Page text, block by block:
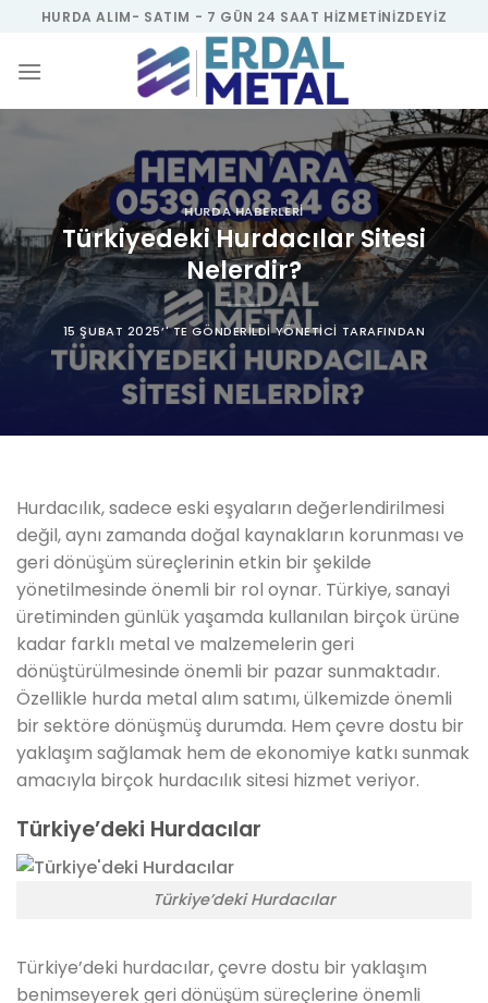
content
HURDA ALIM- SATIM - 7 GÜN 24 SAAT HIZMETINIZDEYIZ
HURDA HABERLERI
Türkiyedeki Hurdacılar Sitesi
Nelerdir?
15 ŞUBAT 2025’' TE GÖNDERILDI YÖNETICI TARAFINDAN
Hurdacılık, sadece eski eşyaların değerlendirilmesi
değil, aynı zamanda doğal kaynakların korunması ve
geri dönüşüm süreçlerinin etkin bir şekilde
yönetilmesinde önemli bir rol oynar. Türkiye, sanayi
üretiminden günlük yaşamda kullanılan birçok ürüne
kadar farklı metal ve malzemelerin geri
dönüştürülmesinde önemli bir pazar sunmaktadır.
Özellikle hurda metal alım satımı, ülkemizde önemli
bir sektöre dönüşmüş durumda. Hem çevre dostu bir
yaklaşım sağlamak hem de ekonomiye katkı sunmak
amacıyla birçok hurdacılık sitesi hizmet veriyor.
Türkiye’deki Hurdacılar
Türkiye’deki Hurdacılar
Türkiye’deki hurdacılar, çevre dostu bir yaklaşım
benimseyerek geri dönüşüm süreçlerine önemli